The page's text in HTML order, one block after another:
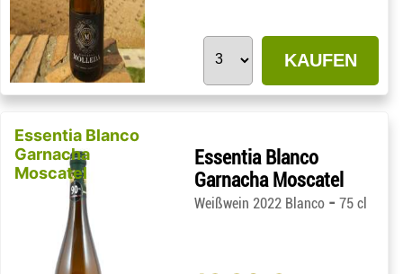
KAUFEN
Essentia Blanco
Garnacha
Moscatel
Essentia Blanco
Garnacha Moscatel
Weißwein 2022 Blanco -75 cl